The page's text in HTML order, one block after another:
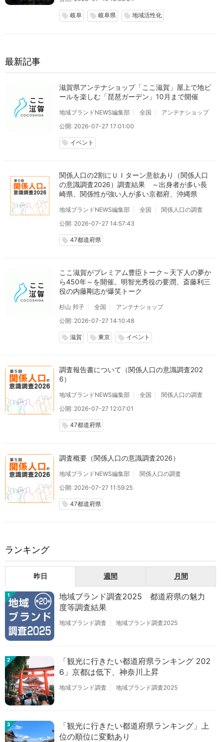
local_offer 岐阜 local_offer 岐阜県 local_offer 地域活性化
最新記事
滋賀県アンテナショップ「ここ滋賀」屋上で地ビ
ールを楽しむ「琵琶ガーデン」10月まで開催
地域ブランドNEWS編集部 全国
アンテナショップ
公開: 2026-07-27 17:01:00
local_offer イベント
関係人口の2割にＵＩターン意欲あり（関係人口
の意識調査2026）調査結果 ～出身者が多い長
崎県、関係性が強い人が多い京都府、沖縄県
地域ブランドNEWS編集部 全国
関係人口の調査
公開: 2026-07-27 14:57:43
local_offer 47都道府県
ここ滋賀がプレミアム豊臣トーク～天下人の夢か
ら450年～を開催。明智光秀役の要潤、斎藤利三
役の内藤剛志が爆笑トーク
杉山 邦子 全国
アンテナショップ
公開: 2026-07-27 14:10:48
local_offer 滋賀 local_offer 東京 local_offer イベント
調査報告書について（関係人口の意識調査202
6）
地域ブランドNEWS編集部 全国
関係人口の調査
公開: 2026-07-27 12:07:01
local_offer 47都道府県
調査概要（関係人口の意識調査2026）
地域ブランドNEWS編集部
関係人口の調査
公開: 2026-07-27 11:59:25
local_offer 47都道府県
ランキング
昨日 週間 月間
1
地域ブランド調査2025 都道府県の魅力
度等調査結果
地域ブランド調査 地域ブランド調査2025
2
「観光に行きたい都道府県ランキング 202
6」京都は低下、神奈川上昇
地域ブランド調査 地域ブランド調査2025
3
「観光に行きたい都道府県ランキング」上
位の順位に変動あり